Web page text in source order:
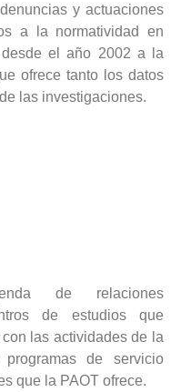
y actuaciones
a la normatividad en
el año 2002 a la
ofrece tanto los datos
las investigaciones.
de relaciones
de estudios que
las actividades de la
de servicio
que la PAOT ofrece.